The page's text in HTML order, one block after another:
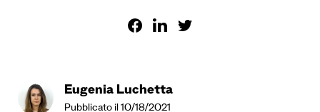
Eugenia Luchetta
Pubblicato il 10/18/2021